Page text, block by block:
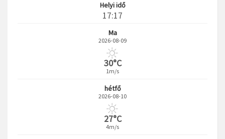
Helyi idő
17:17
Ma
2026-08-09
30°C
1m/s
hétfő
2026-08-10
27°C
4m/s